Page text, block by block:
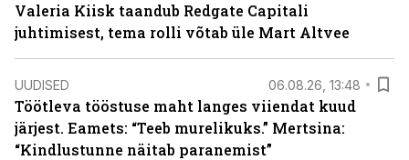
Valeria Kiisk taandub Redgate Capitali
juhtimisest, tema rolli võtab üle Mart Altvee
UUDISED 06.08.26, 13:48
Töötleva tööstuse maht langes viiendat kuud
järjest. Eamets: “Teeb murelikuks.” Mertsina:
“Kindlustunne näitab paranemist”